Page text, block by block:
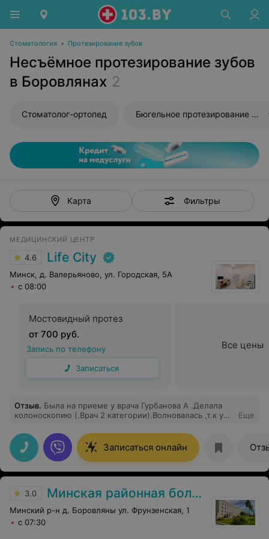
Стоматология • Протезирование зубов
Несъёмное протезирование зубов
в Боровлянах 2
Стоматолог-ортопед Бюгельное протезирование зубов
Карта Фильтры
МЕДИЦИНСКИЙ ЦЕНТР
4.6 Life City
Минск, д. Валерьяново, ул. Городская, 5А
с 08:00
Мостовидный протез
от 700 руб.
Запись по телефону
Записаться
Все цены
Отзыв. Была на приеме у врача Гурбанова А .Делала
колоноскопию (.Врач 2 категории).Волновалась ,т.к у
время ,как сказали к профессору .В итоге приехала в
другое время,к другому врачу .А там снова ГурбановаА
.( Минус рецепшину за то ,что неточную информацию
дают) Но Гурбанова оказалась очень
доброжелательным,внимательным человеком .Все
Еще
Записаться онлайн
3.0 Минская районная больница
Минский р-н д. Боровляны ул. Фрунзенская, 1
с 07:30